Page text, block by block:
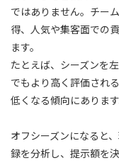
ではありません。チー
得、人気や集客面での
ます。
たとえば、シーズンを
でもより高く評価され
低くなる傾向にあります
オフシーズンになると
録を分析し、提示額を